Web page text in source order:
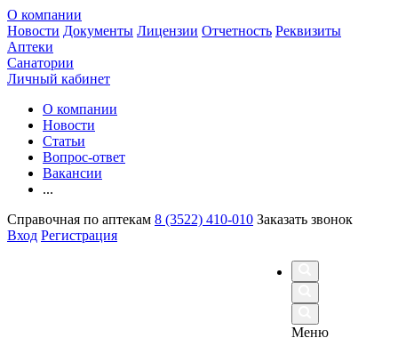
О компании
Новости Документы Лицензии Отчетность Реквизиты
Аптеки
Санатории
Личный кабинет
О компании
Новости
Статьи
Вопрос-ответ
Вакансии
...
Справочная по аптекам 8 (3522) 410-010 Заказать звонок
Вход Регистрация
Меню